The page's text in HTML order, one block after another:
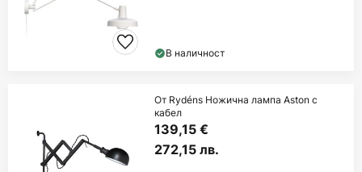
В наличност
От Rydéns Ножична лампа Aston с
кабел
139,15 €
272,15 лв.